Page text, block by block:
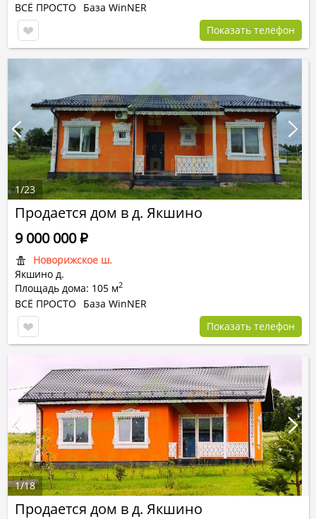
ВСЁ ПРОСТО
База WinNER
Показать телефон
Продается дом в д. Якшино
Новорижское ш.
Якшино д.
Площадь дома: 105 м2
9 000 000Р
ВСЁ ПРОСТО
База WinNER
Показать телефон
1/23
Продается дом в д. Якшино
1/18